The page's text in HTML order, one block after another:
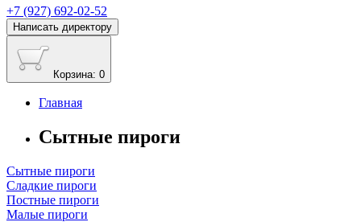
+7 (927) 692-02-52
Написать директору
Корзина: 0
Главная
Сытные пироги
Сытные пироги
Сладкие пироги
Постные пироги
Малые пироги